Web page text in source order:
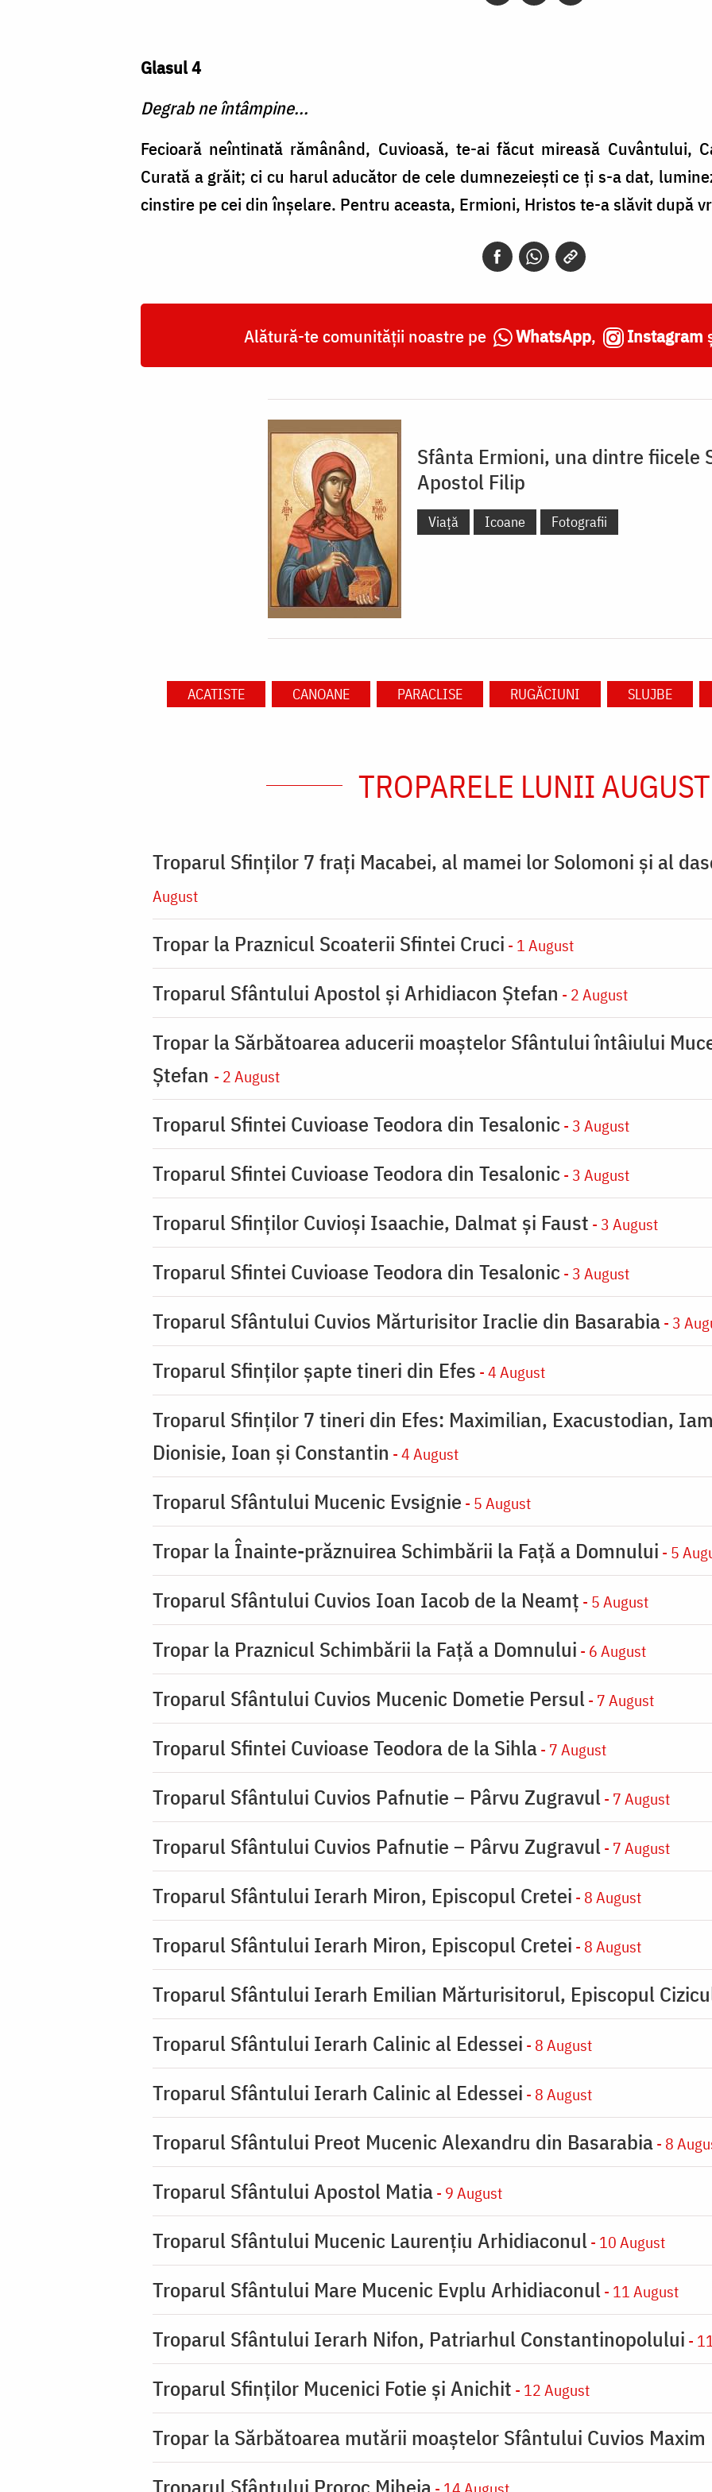
Glasul 4
Degrab ne întâmpine...
Fecioară neîntinată rămânând, Cuvioasă, te-ai făcut mireasă Cuvântului,
Curată a grăit; ci cu harul aducător de cele dumnezeieşti ce ţi s-a dat,
cinstire pe cei din înşelare. Pentru aceasta, Ermioni, Hristos te-a slăvit după
Alătură-te comunității noastre pe WhatsApp, Instagram
Sfânta Ermioni, una dintre fiicele
Apostol Filip
Viață Icoane Fotografii
ACATISTE CANOANE PARACLISE RUGĂCIUNI SLUJBE
TROPARELE LUNII AUGUST
Troparul Sfinţilor 7 fraţi Macabei, al mamei lor Solomoni şi al
August
Tropar la Praznicul Scoaterii Sfintei Cruci - 1 August
Troparul Sfântului Apostol și Arhidiacon Ștefan - 2 August
Tropar la Sărbătoarea aducerii moaştelor Sfântului întâiului
Ştefan - 2 August
Troparul Sfintei Cuvioase Teodora din Tesalonic - 3 August
Troparul Sfintei Cuvioase Teodora din Tesalonic - 3 August
Troparul Sfinţilor Cuvioşi Isaachie, Dalmat şi Faust - 3 August
Troparul Sfintei Cuvioase Teodora din Tesalonic - 3 August
Troparul Sfântului Cuvios Mărturisitor Iraclie din Basarabia- 3
Troparul Sfinţilor şapte tineri din Efes - 4 August
Troparul Sfinţilor 7 tineri din Efes: Maximilian, Exacustodian,
Dionisie, Ioan şi Constantin - 4 August
Troparul Sfântului Mucenic Evsignie - 5 August
Tropar la Înainte-prăznuirea Schimbării la Faţă a Domnului - 5
Troparul Sfântului Cuvios Ioan Iacob de la Neamț - 5 August
Tropar la Praznicul Schimbării la Faţă a Domnului - 6 August
Troparul Sfântului Cuvios Mucenic Dometie Persul - 7 August
Troparul Sfintei Cuvioase Teodora de la Sihla- 7 August
Troparul Sfântului Cuvios Pafnutie – Pârvu Zugravul - 7 August
Troparul Sfântului Cuvios Pafnutie – Pârvu Zugravul - 7 August
Troparul Sfântului Ierarh Miron, Episcopul Cretei - 8 August
Troparul Sfântului Ierarh Miron, Episcopul Cretei - 8 August
Troparul Sfântului Ierarh Emilian Mărturisitorul, Episcopul
Troparul Sfântului Ierarh Calinic al Edessei - 8 August
Troparul Sfântului Ierarh Calinic al Edessei - 8 August
Troparul Sfântului Preot Mucenic Alexandru din Basarabia- 8
Troparul Sfântului Apostol Matia- 9 August
Troparul Sfântului Mucenic Laurențiu Arhidiaconul - 10 August
Troparul Sfântului Mare Mucenic Evplu Arhidiaconul - 11 August
Troparul Sfântului Ierarh Nifon, Patriarhul Constantinopolului -
Troparul Sfinţilor Mucenici Fotie şi Anichit - 12 August
Tropar la Sărbătoarea mutării moaştelor Sfântului Cuvios
Troparul Sfântului Proroc Miheia